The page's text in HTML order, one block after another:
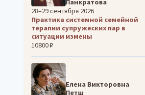
28–29 сентября 2026
Практика системной семейной
терапии супружеских пар в
ситуации измены
10800 ₽
Елена Викторовна
Петш